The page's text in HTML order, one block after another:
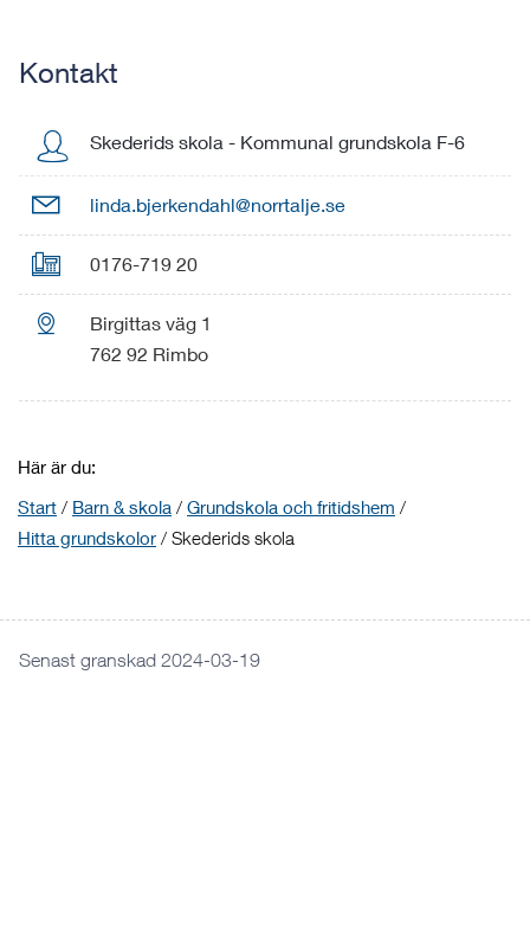
Kontakt
Skederids skola - Kommunal grundskola F-6
 linda.bjerkendahl@norrtalje.se
 0176-719 20

Birgittas väg 1
762 92 Rimbo
Här är du:
Start / Barn & skola / Grundskola och fritidshem /
Hitta grundskolor / Skederids skola
Senast granskad 2024-03-19